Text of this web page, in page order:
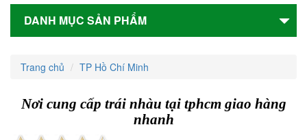
DANH MỤC SẢN PHẨM
Trang chủ TP Hồ Chí Minh
Nơi cung cấp trái nhàu tại tphcm giao hàng
nhanh